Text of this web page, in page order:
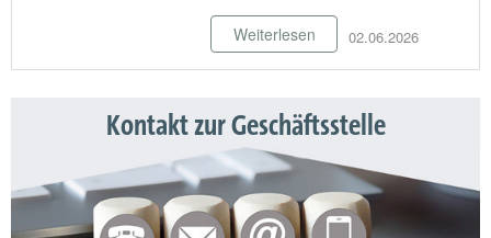
02.06.2026
Weiterlesen
Kontakt zur Geschäftsstelle